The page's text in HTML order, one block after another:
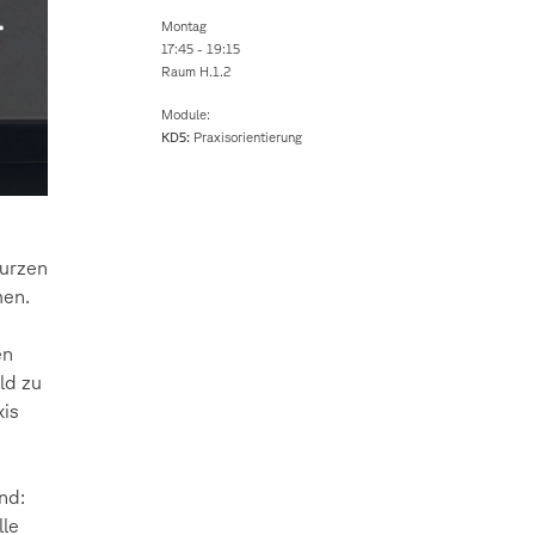
zu
Montag
17:45 - 19:15
Raum H.1.2
Module:
KD5: Praxisorientierung